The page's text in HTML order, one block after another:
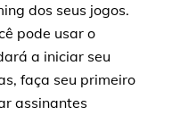
dos seus jogos.
pode usar o
a iniciar seu
faça seu primeiro
assinantes